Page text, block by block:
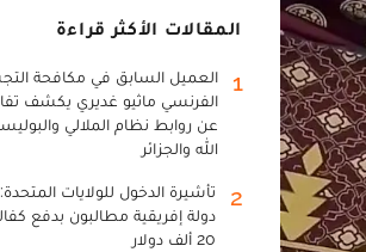
المقالات الأكثر قراءة
1
العميل السابق في مكافحة
الفرنسي ماثيو غديري يكشف
عن روابط نظام الملالي
الله والجزائر
2
دولة إفريقية مطالبون بدفع
20 ألف دولار